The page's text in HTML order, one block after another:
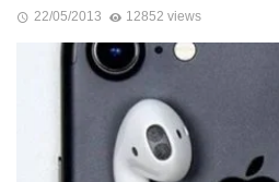
22/05/2013 12852 views